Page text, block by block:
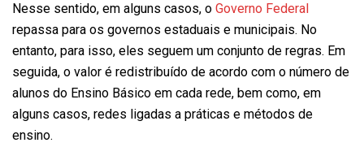
Nesse sentido, em alguns casos, o Governo Federal
repassa para os governos estaduais e municipais. No
entanto, para isso, eles seguem um conjunto de regras. Em
seguida, o valor é redistribuído de acordo com o número de
alunos do Ensino Básico em cada rede, bem como, em
alguns casos, redes ligadas a práticas e métodos de
ensino.